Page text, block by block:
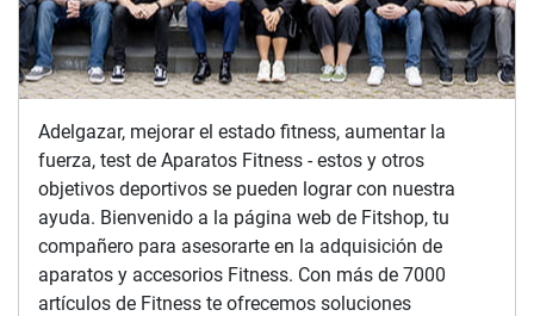
Adelgazar, mejorar el estado fitness, aumentar la
fuerza, test de Aparatos Fitness - estos y otros
objetivos deportivos se pueden lograr con nuestra
ayuda. Bienvenido a la página web de Fitshop, tu
compañero para asesorarte en la adquisición de
aparatos y accesorios Fitness. Con más de 7000
artículos de Fitness te ofrecemos soluciones